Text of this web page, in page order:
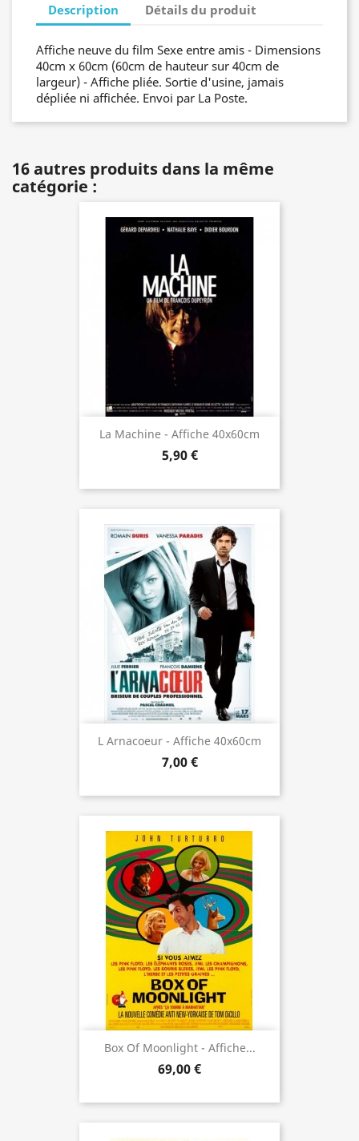
Description Détails du produit
Affiche neuve du film Sexe entre amis - Dimensions
40cm x 60cm (60cm de hauteur sur 40cm de
largeur) - Affiche pliée. Sortie d'usine, jamais
dépliée ni affichée. Envoi par La Poste.
16 autres produits dans la même
catégorie :
La Machine - Affiche 40x60cm
5,90 €
L Arnacoeur - Affiche 40x60cm
7,00 €
Box Of Moonlight - Affiche...
69,00 €